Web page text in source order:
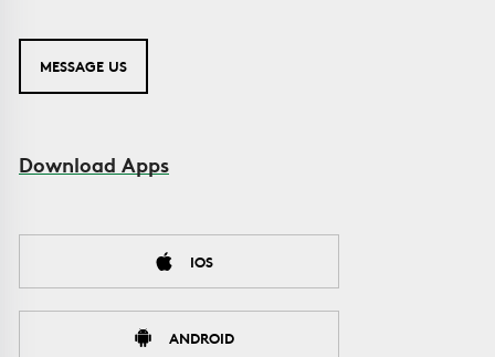
MESSAGE US
Download Apps
IOS
ANDROID